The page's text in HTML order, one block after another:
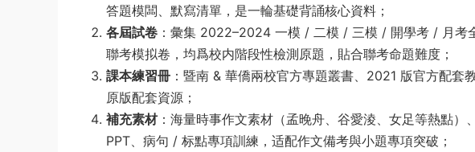
答題模闆、默寫清單，是一輪基礎背誦核心資料；
各屆試卷 ：彙集 2022–2024 一模 / 二模 / 三模 / 開學考 / 月考
聯考模拟卷，均爲校内階段性檢測原題，貼合聯考命題難度；
課本練習冊 ：暨南 & 華僑兩校官方專題叢書、2021 版官方配
原版配套資源；
補充素材：海量時事作文素材（孟晚舟、谷愛淩、女足等熱點
PPT、病句 / 标點專項訓練，适配作文備考與小題專項突破；